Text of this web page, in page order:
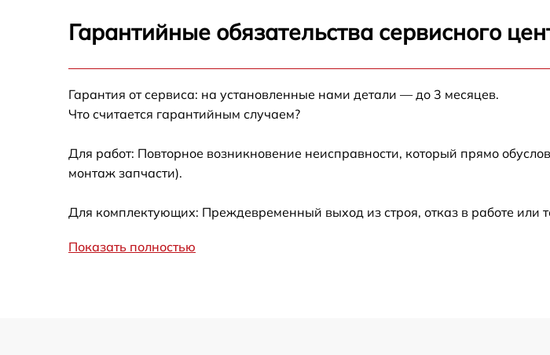
Настройка оборудования
Замена северного моста от 90
Прошивка BIOS
Замена оперативной памяти от 70
Замена материнской платы
Гарантийные обязательства сервисного
Гарантия от сервиса: на установленные нами детали — до 3 месяцев.
Что считается гарантийным случаем?
Для работ: Повторное возникновение неисправности, который прямо
монтаж запчасти).
Для комплектующих: Преждевременный выход из строя, отказ в работе
Показать полностью